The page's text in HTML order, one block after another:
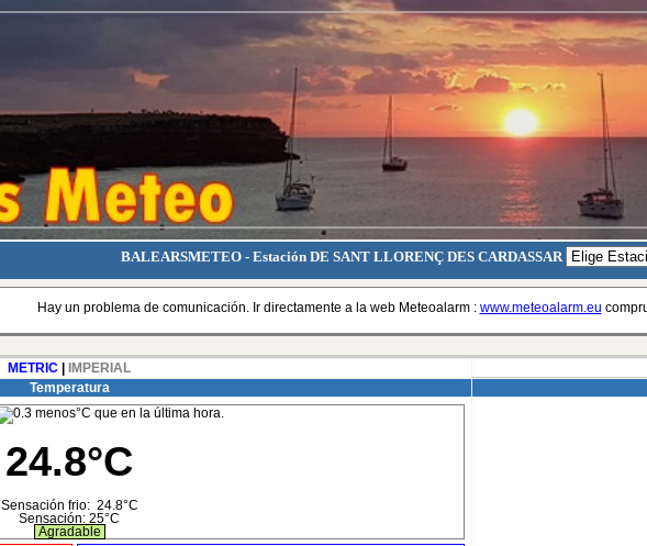
BALEARSMETEO - Estación DE SANT LLORENÇ DES CARDASSAR
Hay un problema de comunicación. Ir directamente a la web Meteoalarm : www.meteoalarm.eu
METRIC IMPERIAL
Temperatura
24.8°C
Sensación frio: 24.8°C
Sensación: 25°C
Agradable